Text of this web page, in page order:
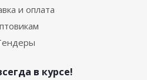
и оплата
в курсе!